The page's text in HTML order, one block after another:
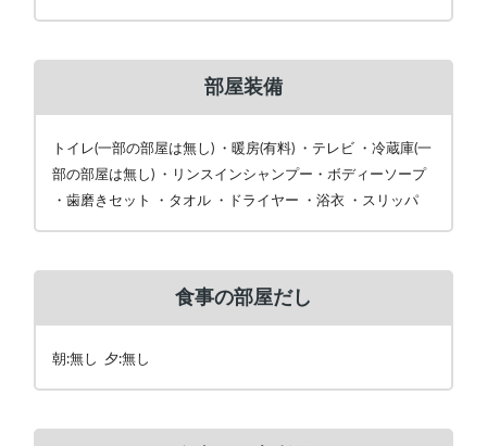
部屋装備
トイレ(一部の部屋は無し) ・暖房(有料) ・テレビ ・冷蔵庫(一
部の部屋は無し) ・リンスインシャンプー・ボディーソープ
・歯磨きセット ・タオル ・ドライヤー ・浴衣 ・スリッパ
食事の部屋だし
朝:無し 夕:無し